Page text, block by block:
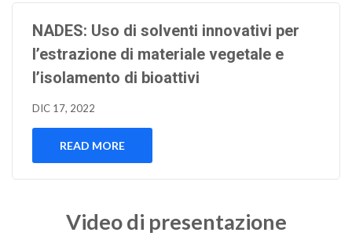
NADES: Uso di solventi innovativi per
l’estrazione di materiale vegetale e
l’isolamento di bioattivi
DIC 17, 2022
READ MORE
Video di presentazione